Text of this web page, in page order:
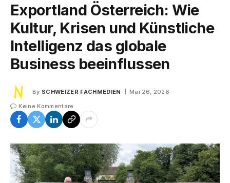
Exportland Österreich: Wie
Kultur, Krisen und Künstliche
Intelligenz das globale
Business beeinflussen
By SCHWEIZER FACHMEDIEN
Mai 26, 2026
Keine Kommentare